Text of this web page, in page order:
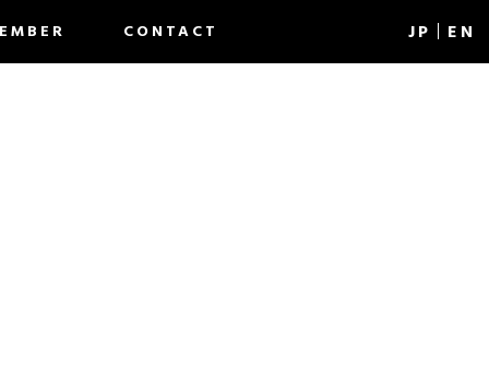
CONTACT JP EN